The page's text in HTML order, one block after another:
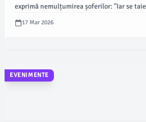
exprimă nemulțumirea șoferilor: "Iar se
intersecţia Gării cu Domnească, raiul
încă o stradă tăiată?".
17 Mar 2026
EVENIMENTE